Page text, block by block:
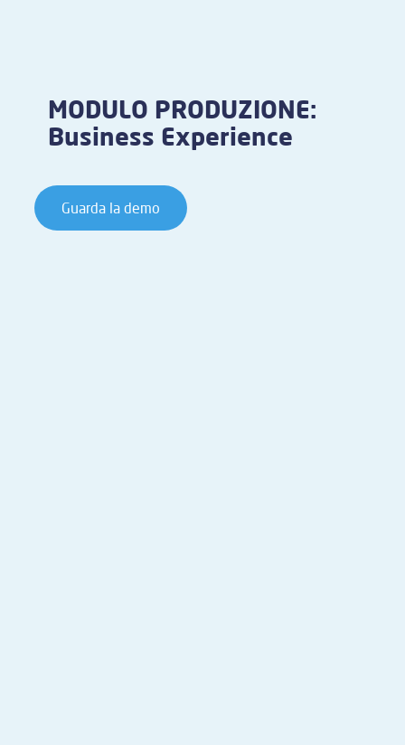
MODULO PRODUZIONE:
Business Experience
Guarda la demo